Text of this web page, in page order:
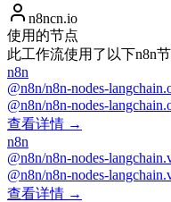
n8ncn.io
使用的节点
此工作流使用了以下n8n
n8n
@n8n/n8n-nodes-
@n8n/n8n-nodes-
查看详情 →
n8n
@n8n/n8n-nodes-
@n8n/n8n-nodes-
查看详情 →